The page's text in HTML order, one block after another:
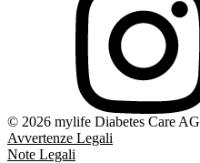
© 2026 mylife Diabetes Care AG
Avvertenze Legali
Note Legali